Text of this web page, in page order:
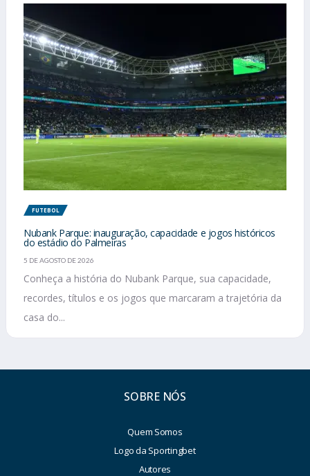
FUTEBOL
Nubank Parque: inauguração, capacidade e jogos históricos
do estádio do Palmeiras
5 DE AGOSTO DE 2026
Conheça a história do Nubank Parque, sua capacidade,
recordes, títulos e os jogos que marcaram a trajetória da
casa do...
SOBRE NÓS
Quem Somos
Logo da Sportingbet
Autores